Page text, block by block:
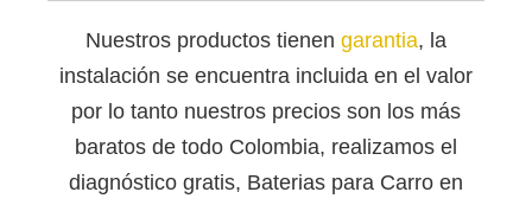
Nuestros productos tienen garantia, la
instalación se encuentra incluida en el valor
por lo tanto nuestros precios son los más
baratos de todo Colombia, realizamos el
diagnóstico gratis, Baterias para Carro en